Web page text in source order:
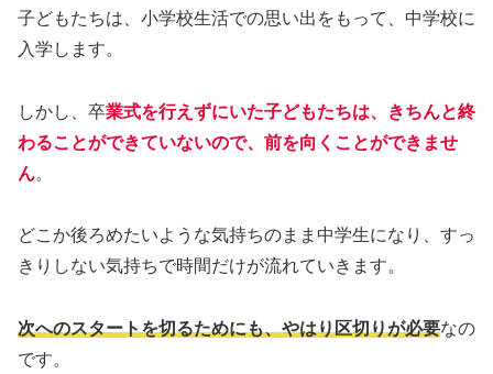
子どもたちは、小学校生活での思い出をもって、中学校に
入学します。
しかし、卒業式を行えずにいた子どもたちは、きちんと終
わることができていないので、前を向くことができませ
ん。
どこか後ろめたいような気持ちのまま中学生になり、すっ
きりしない気持ちで時間だけが流れていきます。
次へのスタートを切るためにも、やはり区切りが必要なの
です。